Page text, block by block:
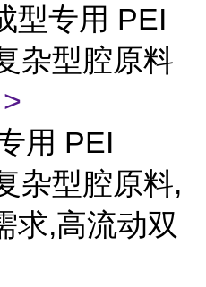
型专用 PEI
杂型腔原料
用 PEI
杂型腔原料,
求,高流动双